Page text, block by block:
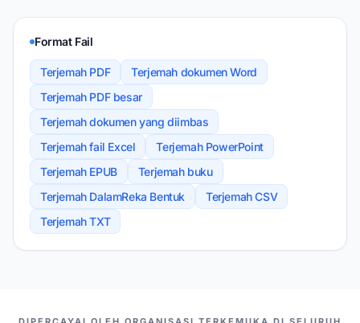
Format Fail
Terjemah PDF
Terjemah dokumen Word
Terjemah PDF besar
Terjemah dokumen yang diimbas
Terjemah fail Excel
Terjemah PowerPoint
Terjemah EPUB
Terjemah buku
Terjemah DalamReka Bentuk
Terjemah CSV
Terjemah TXT
PASANGAN KAMI